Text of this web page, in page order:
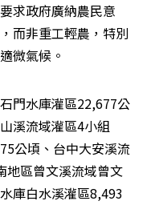
求政府廣納農民意
而非重工輕農，特別
微氣候。
門水庫灌區22,677公
溪流域灌區4小組
公頃、台中大安溪流
地區曾文溪流域曾文
庫白水溪灌區8,493